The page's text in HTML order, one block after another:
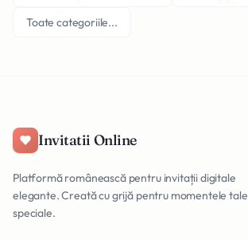
Toate categoriile...
Invitatii Online
Platformă românească pentru invitații digitale
elegante. Creată cu grijă pentru momentele tale
speciale.